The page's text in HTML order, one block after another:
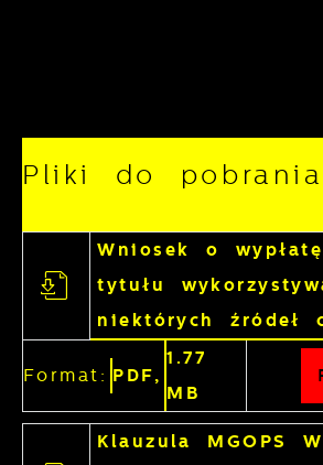
Pliki do
Wniosek o
tytułu
niektórych źródeł
Format: PDF,
1.77
MB
Klauzula MGOPS